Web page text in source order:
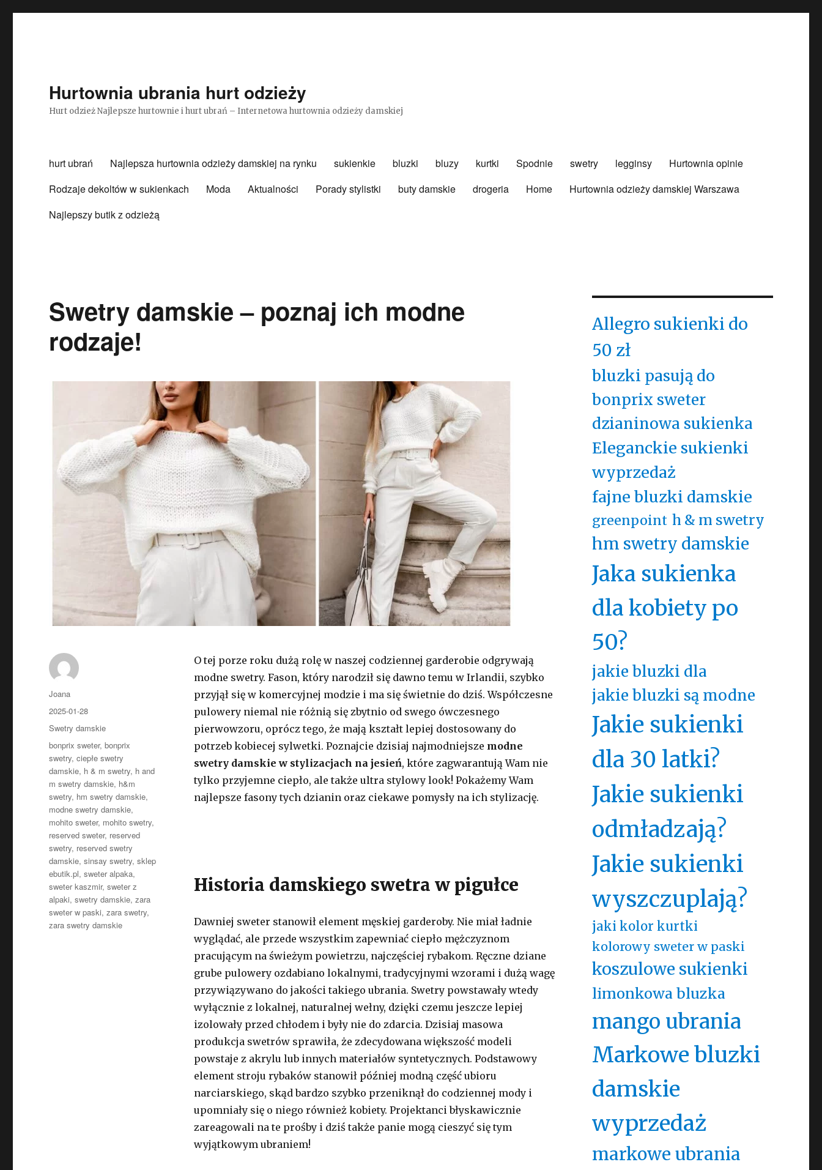
Hurtownia ubrania hurt odzieży
Hurt odzież Najlepsze hurtownie i hurt ubrań – Internetowa hurtownia odzieży damskiej
hurt ubrań Najlepsza hurtownia odzieży damskiej na rynku sukienkie bluzki bluzy kurtki Spodnie swetry legginsy
Hurtownia opinie
Rodzaje dekoltów w sukienkach
Moda Aktualności Porady stylistki buty damskie drogeria Home
Hurtownia odzieży damskiej Warszawa
Najlepszy butik z odzieżą
Swetry damskie – poznaj ich modne
rodzaje!
O tej porze roku dużą rolę w naszej codziennej garderobie odgrywają
modne swetry. Fason, który narodził się dawno temu w Irlandii, szybko
przyjął się w komercyjnej modzie i ma się świetnie do dziś. Współczesne
pulowery niemal nie różnią się zbytnio od swego ówczesnego
pierwowzoru, oprócz tego, że mają kształt lepiej dostosowany do
potrzeb kobiecej sylwetki. Poznajcie dzisiaj najmodniejsze modne
swetry damskie w stylizacjach na jesień, które zagwarantują Wam nie
tylko przyjemne ciepło, ale także ultra stylowy look! Pokażemy Wam
najlepsze fasony tych dzianin oraz ciekawe pomysły na ich stylizację.
Historia damskiego swetra w pigułce
Dawniej sweter stanowił element męskiej garderoby. Nie miał ładnie
wyglądać, ale przede wszystkim zapewniać ciepło mężczyznom
pracującym na świeżym powietrzu, najczęściej rybakom. Ręczne dziane
grube pulowery ozdabiano lokalnymi, tradycyjnymi wzorami i dużą wagę
przywiązywano do jakości takiego ubrania. Swetry powstawały wtedy
wyłącznie z lokalnej, naturalnej wełny, dzięki czemu jeszcze lepiej
izolowały przed chłodem i były nie do zdarcia. Dzisiaj masowa
produkcja swetrów sprawiła, że zdecydowana większość modeli
powstaje z akrylu lub innych materiałów syntetycznych. Podstawowy
element stroju rybaków stanowił później modną część ubioru
narciarskiego, skąd bardzo szybko przeniknął do codziennej mody i
upomniały się o niego również kobiety. Projektanci błyskawicznie
zareagowali na te prośby i dziś także panie mogą cieszyć się tym
wyjątkowym ubraniem!
Autor
Joana
Opublikowano
2025-01-28
Kategorie
Swetry damskie
Tagi
bonprix sweter,bonprix
swetry,ciepłe swetry
damskie, h & m swetry, h and
m swetry damskie, h&m
swetry, hm swetry damskie,
modne swetry damskie,
mohito sweter, mohito swetry,
reserved sweter, reserved
swetry, reserved swetry
damskie,sinsay swetry,sklep
ebutik.pl,sweter alpaka,
sweter kaszmir,sweter z
alpaki,swetry damskie,zara
sweter w paski,zara swetry,
zara swetry damskie
Allegro sukienki do
50 zł
bluzki pasują do
bonprix sweter
dzianinowa sukienka
Eleganckie sukienki
wyprzedaż
fajne bluzki damskie
greenpoint h & m swetry
hm swetry damskie
Jaka sukienka
dla kobiety po
50?
jakie bluzki dla
jakie bluzki są modne
Jakie sukienki
dla 30 latki?
Jakie sukienki
odmładzają?
Jakie sukienki
wyszczuplają?
jaki kolor kurtki
kolorowy sweter w paski
koszulowe sukienki
limonkowa bluzka
mango ubrania
Markowe bluzki
damskie
wyprzedaż
markowe ubrania